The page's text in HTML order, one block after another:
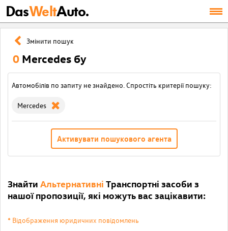
DasWeltAuto.
Змінити пошук
0 Mercedes бу
Автомобілів по запиту не знайдено. Спростіть критерії пошуку:
Mercedes
Активувати пошукового агента
Знайти Альтернативні Транспортні засоби з
нашої пропозиції, які можуть вас зацікавити:
* Відображення юридичних повідомлень